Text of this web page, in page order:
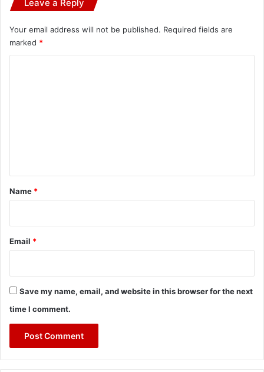
Leave a Reply
Your email address will not be published. Required fields are
marked *
*
Name *
Email *
Save my name, email, and website in this browser for the next
time I comment.